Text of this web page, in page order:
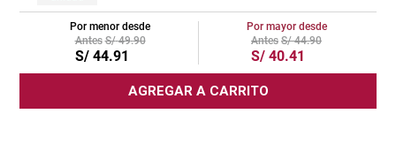
Por menor desde
S/ 49.90
S/ 44.91
Por mayor desde
S/ 44.90
S/ 40.41
AGREGAR A CARRITO